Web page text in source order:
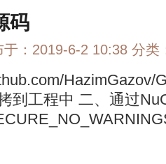
码
于：2019-6-2 10:38 分类
HazimGazov/
到工程中 二、通过